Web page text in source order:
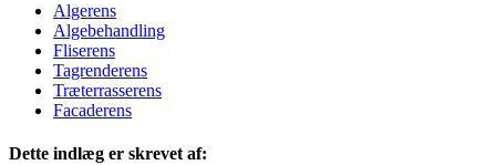
Algerens
Algebehandling
Fliserens
Tagrenderens
Træterrasserens
Facaderens
Dette indlæg er skrevet af: